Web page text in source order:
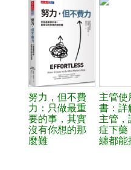
努力，但不費
力：只做最重
要的事，其實
沒有你想的那
麼難
主管使
書：詳
主管，
症下藥
纏都能